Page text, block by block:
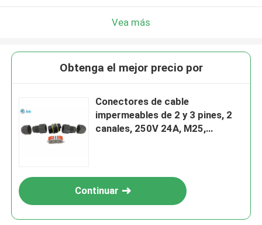
Vea más
Obtenga el mejor precio por
Conectores de cable
impermeables de 2 y 3 pines, 2
canales, 250V 24A, M25,
Continuar